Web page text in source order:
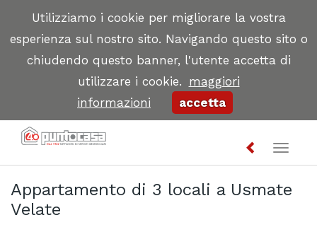
Utilizziamo i cookie per migliorare la vostra
esperienza sul nostro sito. Navigando questo sito o
chiudendo questo banner, l'utente accetta di
utilizzare i cookie. maggiori
informazioni
accetta
Toggle
Appartamento di 3 locali a Usmate
Velate